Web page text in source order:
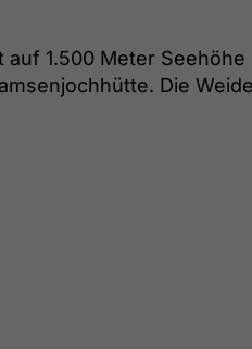
auf 1.500 Meter
Die
Besonderheiten